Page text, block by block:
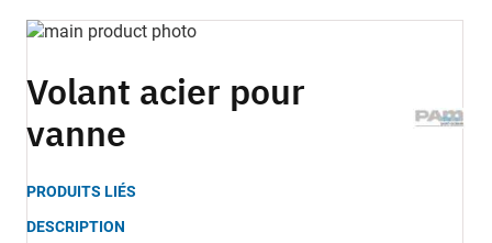
Skip
the
end
of
the
gallery
to
the
beginning
of
images
gallery
Volant acier pour
vanne
PRODUITS LIÉS
DESCRIPTION